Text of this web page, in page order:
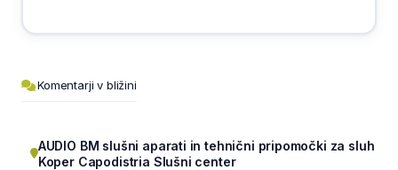
Komentarji v bližini
AUDIO BM slušni aparati in tehnični pripomočki za sluh
Koper Capodistria Slušni center